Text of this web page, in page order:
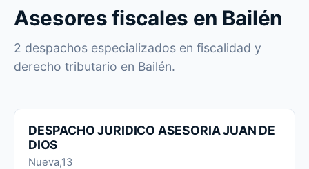
Asesores fiscales en Bailén
2 despachos especializados en fiscalidad y
derecho tributario en Bailén.
DESPACHO JURIDICO ASESORIA JUAN DE
DIOS
Nueva,13